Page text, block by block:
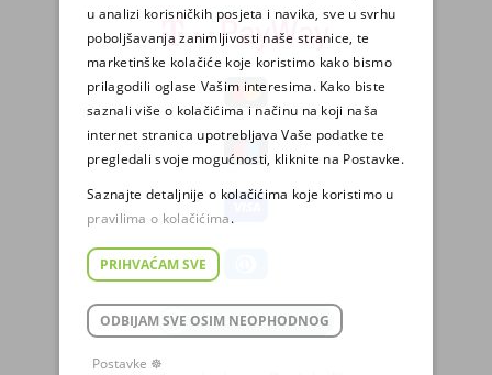
u analizi korisničkih posjeta i navika, sve u svrhu
poboljšavanja zanimljivosti naše stranice, te
marketinške kolačiće koje koristimo kako bismo
prilagodili oglase Vašim interesima. Kako biste
saznali više o kolačićima i načinu na koji naša
internet stranica upotrebljava Vaše podatke te
pregledali svoje mogućnosti, kliknite na Postavke.
Saznajte detaljnije o kolačićima koje koristimo u
pravilima o kolačićima.
PRIHVAĆAM SVE
ODBIJAM SVE OSIM NEOPHODNOG
Postavke ☸